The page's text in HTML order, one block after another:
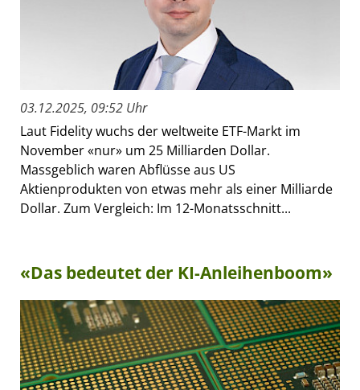
03.12.2025, 09:52 Uhr
Laut Fidelity wuchs der weltweite ETF-Markt im
November «nur» um 25 Milliarden Dollar.
Massgeblich waren Abflüsse aus US
Aktienprodukten von etwas mehr als einer Milliarde
Dollar. Zum Vergleich: Im 12-Monatsschnitt...
«Das bedeutet der KI-Anleihenboom»